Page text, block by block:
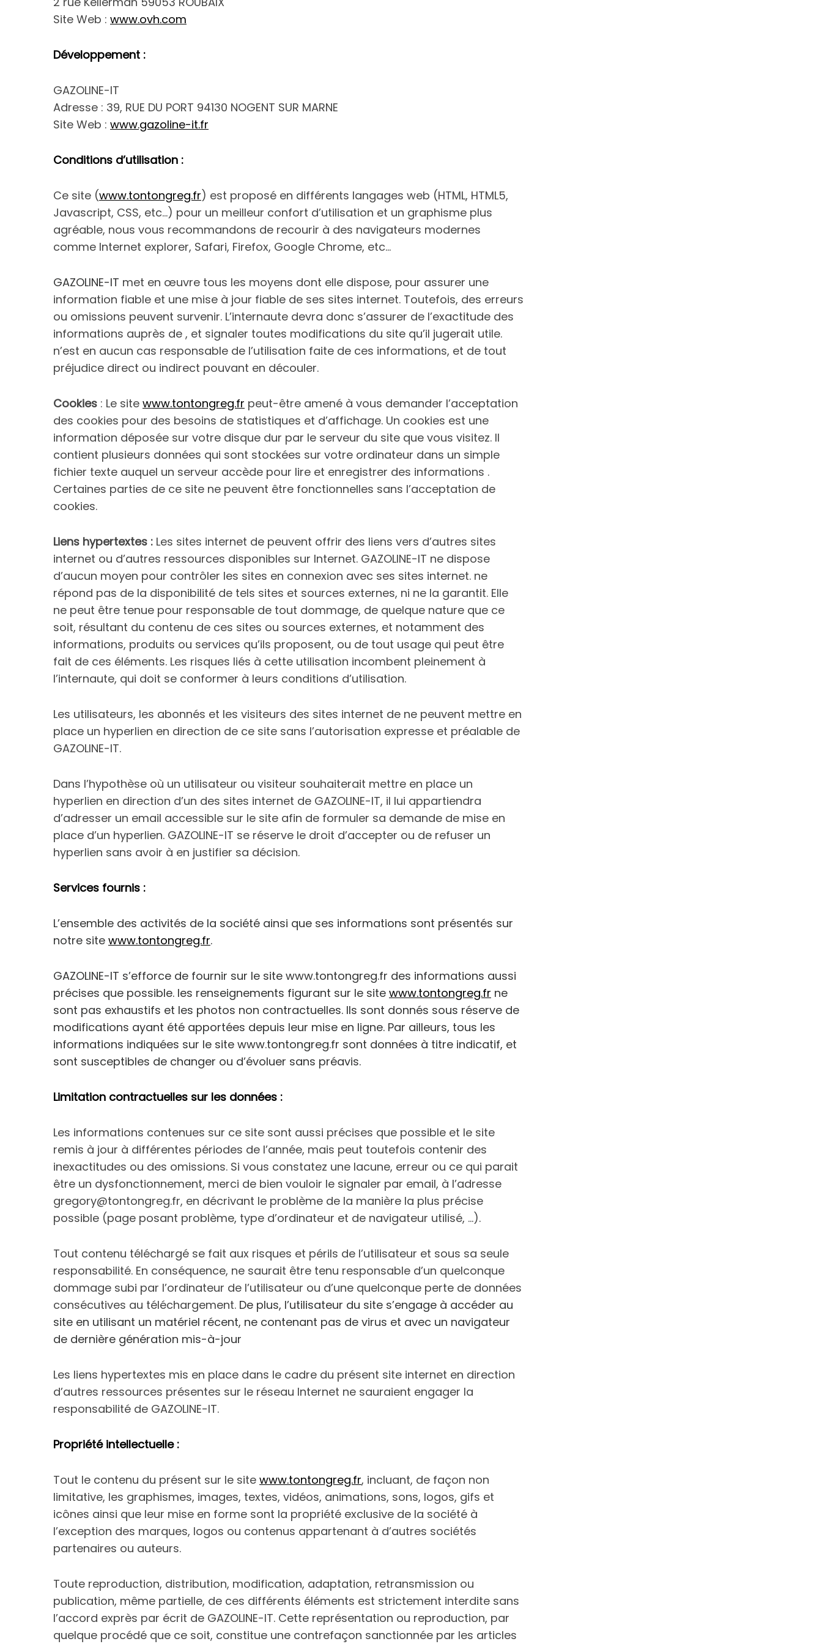
Site Web : www.ovh.com
Développement :
GAZOLINE-IT
Adresse : 39, RUE DU PORT 94130 NOGENT SUR MARNE
Site Web : www.gazoline-it.fr
Conditions d’utilisation :
Ce site (www.tontongreg.fr) est proposé en différents langages web (HTML, HTML5,
Javascript, CSS, etc…) pour un meilleur confort d’utilisation et un graphisme plus
agréable, nous vous recommandons de recourir à des navigateurs modernes
comme Internet explorer, Safari, Firefox, Google Chrome, etc…
GAZOLINE-IT met en œuvre tous les moyens dont elle dispose, pour assurer une
information fiable et une mise à jour fiable de ses sites internet. Toutefois, des erreurs
ou omissions peuvent survenir. L’internaute devra donc s’assurer de l’exactitude des
informations auprès de , et signaler toutes modifications du site qu’il jugerait utile.
n’est en aucun cas responsable de l’utilisation faite de ces informations, et de tout
préjudice direct ou indirect pouvant en découler.
Cookies : Le site www.tontongreg.fr peut-être amené à vous demander l’acceptation
des cookies pour des besoins de statistiques et d’affichage. Un cookies est une
information déposée sur votre disque dur par le serveur du site que vous visitez. Il
contient plusieurs données qui sont stockées sur votre ordinateur dans un simple
fichier texte auquel un serveur accède pour lire et enregistrer des informations .
Certaines parties de ce site ne peuvent être fonctionnelles sans l’acceptation de
cookies.
Liens hypertextes : Les sites internet de peuvent offrir des liens vers d’autres sites
internet ou d’autres ressources disponibles sur Internet. GAZOLINE-IT ne dispose
d’aucun moyen pour contrôler les sites en connexion avec ses sites internet. ne
répond pas de la disponibilité de tels sites et sources externes, ni ne la garantit. Elle
ne peut être tenue pour responsable de tout dommage, de quelque nature que ce
soit, résultant du contenu de ces sites ou sources externes, et notamment des
informations, produits ou services qu’ils proposent, ou de tout usage qui peut être
fait de ces éléments. Les risques liés à cette utilisation incombent pleinement à
l’internaute, qui doit se conformer à leurs conditions d’utilisation.
Les utilisateurs, les abonnés et les visiteurs des sites internet de ne peuvent mettre en
place un hyperlien en direction de ce site sans l’autorisation expresse et préalable de
GAZOLINE-IT.
Dans l’hypothèse où un utilisateur ou visiteur souhaiterait mettre en place un
hyperlien en direction d’un des sites internet de GAZOLINE-IT, il lui appartiendra
d’adresser un email accessible sur le site afin de formuler sa demande de mise en
place d’un hyperlien. GAZOLINE-IT se réserve le droit d’accepter ou de refuser un
hyperlien sans avoir à en justifier sa décision.
Services fournis :
L’ensemble des activités de la société ainsi que ses informations sont présentés sur
notre site www.tontongreg.fr.
GAZOLINE-IT s’efforce de fournir sur le site www.tontongreg.fr des informations aussi
précises que possible. les renseignements figurant sur le site www.tontongreg.fr ne
sont pas exhaustifs et les photos non contractuelles. Ils sont donnés sous réserve de
modifications ayant été apportées depuis leur mise en ligne. Par ailleurs, tous les
informations indiquées sur le site www.tontongreg.fr sont données à titre indicatif, et
sont susceptibles de changer ou d’évoluer sans préavis.
Limitation contractuelles sur les données :
Les informations contenues sur ce site sont aussi précises que possible et le site
remis à jour à différentes périodes de l’année, mais peut toutefois contenir des
inexactitudes ou des omissions. Si vous constatez une lacune, erreur ou ce qui parait
être un dysfonctionnement, merci de bien vouloir le signaler par email, à l’adresse
gregory@tontongreg.fr, en décrivant le problème de la manière la plus précise
possible (page posant problème, type d’ordinateur et de navigateur utilisé, …).
Tout contenu téléchargé se fait aux risques et périls de l’utilisateur et sous sa seule
responsabilité. En conséquence, ne saurait être tenu responsable d’un quelconque
dommage subi par l’ordinateur de l’utilisateur ou d’une quelconque perte de données
consécutives au téléchargement. De plus, l’utilisateur du site s’engage à accéder au
site en utilisant un matériel récent, ne contenant pas de virus et avec un navigateur
de dernière génération mis-à-jour
Les liens hypertextes mis en place dans le cadre du présent site internet en direction
d’autres ressources présentes sur le réseau Internet ne sauraient engager la
responsabilité de GAZOLINE-IT.
Propriété intellectuelle :
Tout le contenu du présent sur le site www.tontongreg.fr, incluant, de façon non
limitative, les graphismes, images, textes, vidéos, animations, sons, logos, gifs et
icônes ainsi que leur mise en forme sont la propriété exclusive de la société à
l’exception des marques, logos ou contenus appartenant à d’autres sociétés
partenaires ou auteurs.
Toute reproduction, distribution, modification, adaptation, retransmission ou
publication, même partielle, de ces différents éléments est strictement interdite sans
l’accord exprès par écrit de GAZOLINE-IT. Cette représentation ou reproduction, par
quelque procédé que ce soit, constitue une contrefaçon sanctionnée par les articles
S
e
r
c
h
r
: